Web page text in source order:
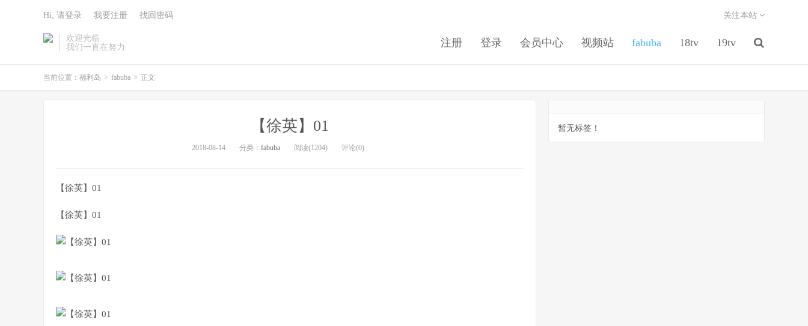
欢迎光临
我们一直在努力
注册 登录 会员中心 视频站 fabuba 18tv 19tv
关注本站
Hi, 请登录 我要注册 找回密码
当前位置： 福利岛 > fabuba > 正文
【徐英】01
2018-08-14 分类： fabuba 阅读(1204) 评论(0)
【徐英】01
【徐英】01
暂无标签！